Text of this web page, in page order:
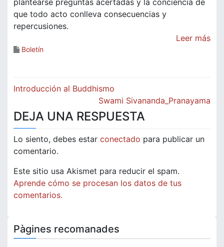
plantearse preguntas acertadas y la conciencia de
que todo acto conlleva consecuencias y
repercusiones.
Leer más
Boletín
Navegación
entradas
Introducción al Buddhismo
Swami Sivananda_Pranayama
DEJA UNA RESPUESTA
Lo siento, debes estar conectado para publicar un
comentario.
Este sitio usa Akismet para reducir el spam.
Aprende cómo se procesan los datos de tus
comentarios.
Pàgines recomanades